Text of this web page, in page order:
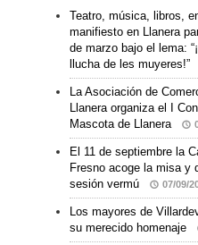
Teatro, música, libros,
manifiesto en Llanera
de marzo bajo el lema:
llucha de les muyeres!”
La Asociación de
Llanera organiza el I
Mascota de Llanera
El 11 de septiembre la
Fresno acoge la misa y
sesión vermú
07/09/
Los mayores de
su merecido homenaje